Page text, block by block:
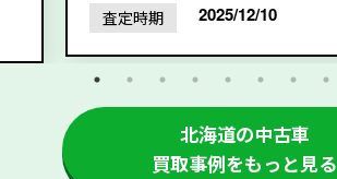
査定時期 2025/12/10
北海道の中古車
買取事例をもっと見る